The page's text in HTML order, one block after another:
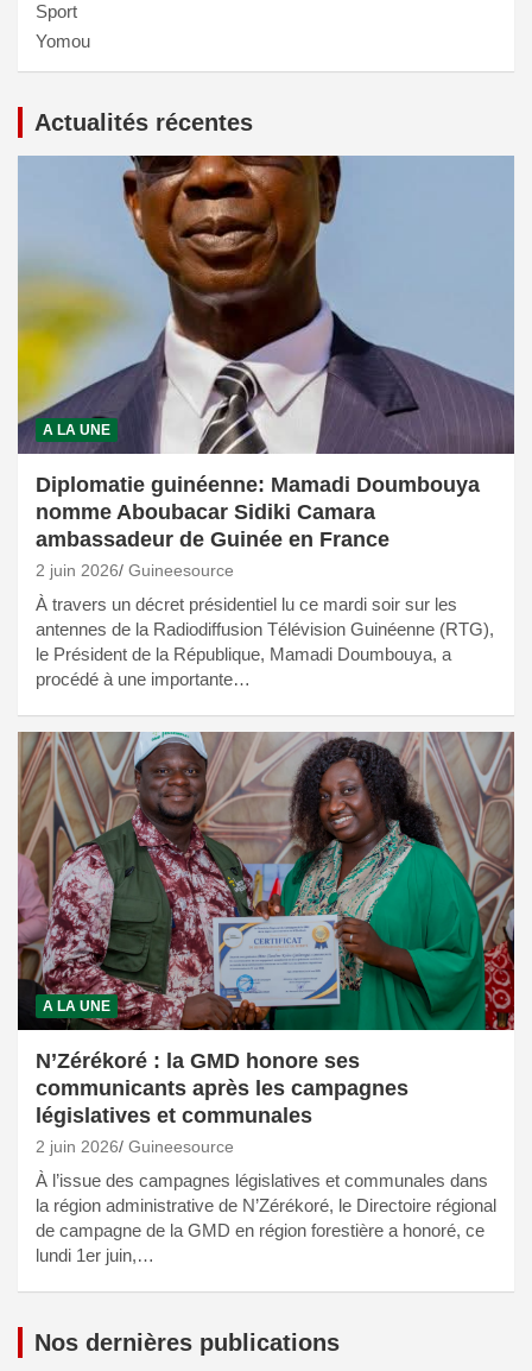
Sport
Yomou
Actualités récentes
A LA UNE
Diplomatie guinéenne: Mamadi Doumbouya
nomme Aboubacar Sidiki Camara
ambassadeur de Guinée en France
2 juin 2026 Guineesource
À travers un décret présidentiel lu ce mardi soir sur les
antennes de la Radiodiffusion Télévision Guinéenne (RTG),
le Président de la République, Mamadi Doumbouya, a
procédé à une importante…
A LA UNE
N’Zérékoré : la GMD honore ses
communicants après les campagnes
législatives et communales
2 juin 2026 Guineesource
À l’issue des campagnes législatives et communales dans
la région administrative de N’Zérékoré, le Directoire régional
de campagne de la GMD en région forestière a honoré, ce
lundi 1er juin,…
Nos dernières publications